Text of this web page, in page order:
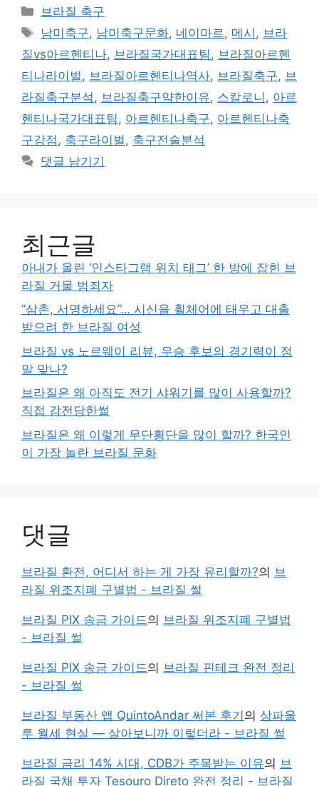
카
테
고
리
브라질 축구
태
그
남미축구, 남미축구문화, 네이마르 , 메시 , 브라
질vs아르헨티나, 브라질국가대표팀 , 브라질아르헨
티나라이벌 , 브라질아르헨티나역사, 브라질축구, 브
라질축구분석 , 브라질축구약한이유, 스칼로니 , 아르
헨티나국가대표팀 , 아르헨티나축구, 아르헨티나축
구강점 , 축구라이벌 , 축구전술분석
댓글 남기기
최근글
아내가 올린 ‘인스타그램 위치 태그’ 한 방에 잡힌 브
라질 거물 범죄자
“삼촌, 서명하세요”… 시신을 휠체어에 태우고 대출
받으려 한 브라질 여성
브라질 vs 노르웨이 리뷰, 우승 후보의 경기력이 정
말 맞나?
브라질은 왜 아직도 전기 샤워기를 많이 사용할까?
직접 감전당한썰
브라질은 왜 이렇게 무단횡단을 많이 할까? 한국인
이 가장 놀란 브라질 문화
댓글
브라질 환전, 어디서 하는 게 가장 유리할까?의 브
라질 위조지폐 구별법 - 브라질 썰
브라질 PIX 송금 가이드의 브라질 위조지폐 구별법
- 브라질 썰
브라질 PIX 송금 가이드의 브라질 핀테크 완전 정리
- 브라질 썰
브라질 부동산 앱 QuintoAndar 써본 후기의 상파울
루 월세 현실 — 살아보니까 이렇더라 - 브라질 썰
브라질 금리 14% 시대, CDB가 주목받는 이유의 브
라질 국채 투자 Tesouro Direto 완전 정리 - 브라질